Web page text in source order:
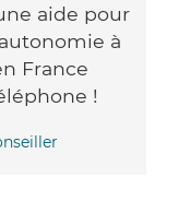
aide pour
à
France
!